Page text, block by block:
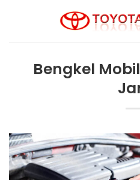
Bengkel